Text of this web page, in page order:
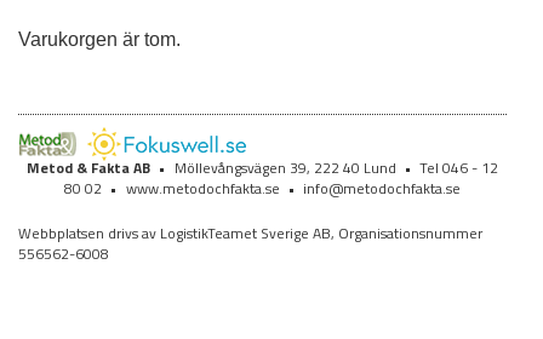
Varukorgen är tom.
Metod & Fakta AB • Möllevångsvägen 39, 222 40 Lund • Tel 046 - 12
80 02 • www.metodochfakta.se • info@metodochfakta.se
Webbplatsen drivs av LogistikTeamet Sverige AB, Organisationsnummer
556562-6008